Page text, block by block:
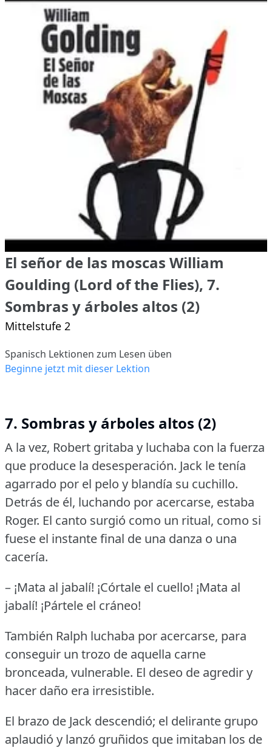
El señor de las moscas William
Goulding (Lord of the Flies), 7.
Sombras y árboles altos (2)
Mittelstufe 2
Spanisch Lektionen zum Lesen üben
Beginne jetzt mit dieser Lektion
7. Sombras y árboles altos (2)
A la vez, Robert gritaba y luchaba con la fuerza
que produce la desesperación. Jack le tenía
agarrado por el pelo y blandía su cuchillo.
Detrás de él, luchando por acercarse, estaba
Roger. El canto surgió como un ritual, como si
fuese el instante final de una danza o una
cacería.
– ¡Mata al jabalí! ¡Córtale el cuello! ¡Mata al
jabalí! ¡Pártele el cráneo!
También Ralph luchaba por acercarse, para
conseguir un trozo de aquella carne
bronceada, vulnerable. El deseo de agredir y
hacer daño era irresistible.
El brazo de Jack descendió; el delirante grupo
aplaudió y lanzó gruñidos que imitaban los de